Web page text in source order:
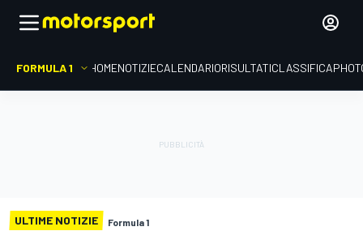
FORMULA 1 HOMENOTIZIECALENDARIORISULTATICLASSIFICA
ULTIME NOTIZIE Formula 1